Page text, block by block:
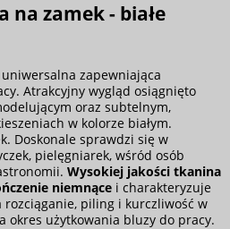
na zamek - białe
zapewniająca
Atrakcyjny wygląd osiągnięto
oraz subtelnym,
w kolorze białym.
Doskonale sprawdzi się w
pielęgniarek, wśród osób
Wysokiej jakości tkanina
niemnące i charakteryzuje
rozciąganie, piling i kurczliwość w
okres użytkowania bluzy do pracy.